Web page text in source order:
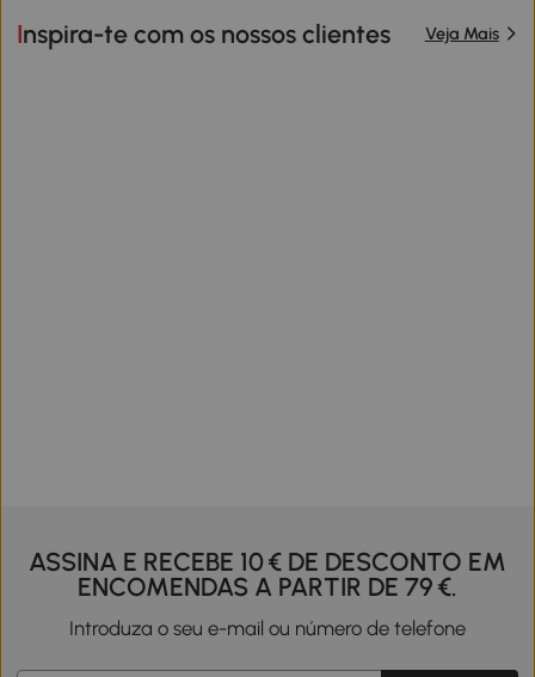
Inspira-te com os nossos clientes Veja Mais
ASSINA E RECEBE 10 € DE DESCONTO EM
ENCOMENDAS A PARTIR DE 79 €.
Introduza o seu e-mail ou número de telefone